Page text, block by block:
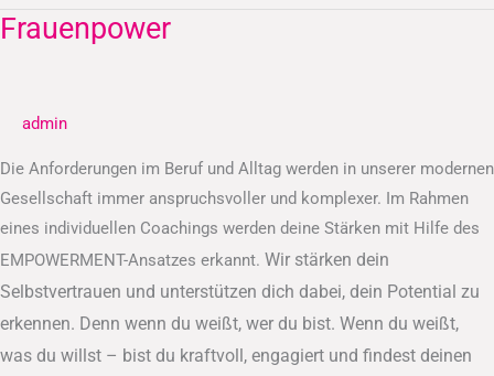
Frauenpower
admin
Die Anforderungen im Beruf und Alltag werden in unserer modernen
Gesellschaft immer anspruchsvoller und komplexer. Im Rahmen
eines individuellen Coachings werden deine Stärken mit Hilfe des
EMPOWERMENT-Ansatzes erkannt. Wir stärken dein
Selbstvertrauen und unterstützen dich dabei, dein Potential zu
erkennen. Denn wenn du weißt, wer du bist. Wenn du weißt,
was du willst – bist du kraftvoll, engagiert und findest deinen
Frauenpower